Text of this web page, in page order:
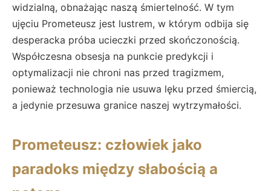
widzialną, obnażając naszą śmiertelność. W tym
ujęciu Prometeusz jest lustrem, w którym odbija się
desperacka próba ucieczki przed skończonością.
Współczesna obsesja na punkcie predykcji i
optymalizacji nie chroni nas przed tragizmem,
ponieważ technologia nie usuwa lęku przed śmiercią,
a jedynie przesuwa granice naszej wytrzymałości.
Prometeusz: człowiek jako
paradoks między słabością a